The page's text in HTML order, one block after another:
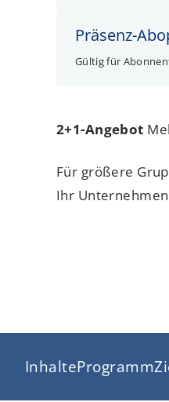
Präsenz-
Gültig für
2+1-Angebot
Für größere
Ihr
InhalteProgramm